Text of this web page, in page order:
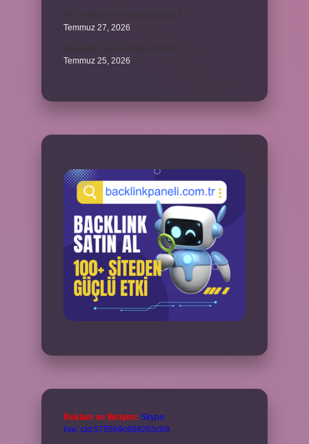
Temmuz 27, 2026
Temmuz 25, 2026
Reklam ve İletişim: Skype:
live:.cid.575569c608265c69